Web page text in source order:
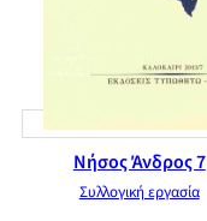
Νήσος Άνδρος 7
Συλλογική εργασία